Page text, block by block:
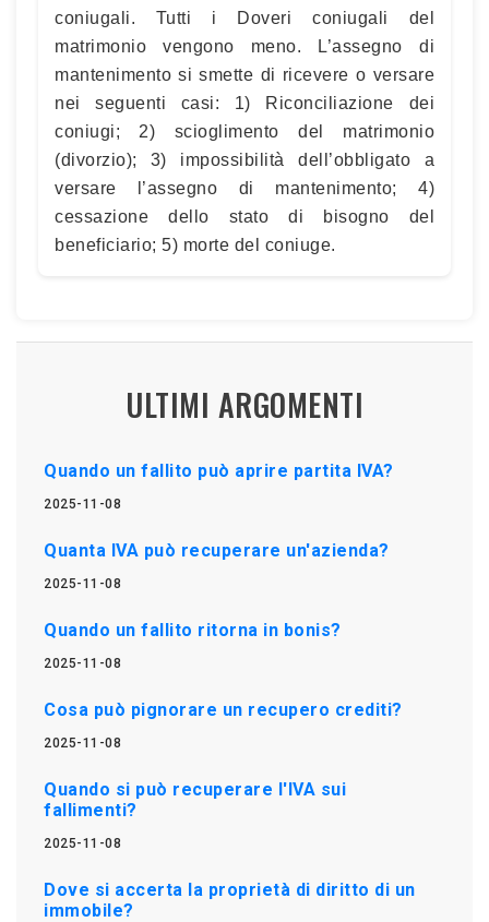
coniugali. Tutti i Doveri coniugali del
matrimonio vengono meno. L’assegno di
mantenimento si smette di ricevere o versare
nei seguenti casi: 1) Riconciliazione dei
coniugi; 2) scioglimento del matrimonio
(divorzio); 3) impossibilità dell’obbligato a
versare l’assegno di mantenimento; 4)
cessazione dello stato di bisogno del
beneficiario; 5) morte del coniuge.
ULTIMI ARGOMENTI
Quando un fallito può aprire partita IVA?
2025-11-08
Quanta IVA può recuperare un'azienda?
2025-11-08
Quando un fallito ritorna in bonis?
2025-11-08
Cosa può pignorare un recupero crediti?
2025-11-08
Quando si può recuperare l'IVA sui
fallimenti?
2025-11-08
Dove si accerta la proprietà di diritto di un
immobile?